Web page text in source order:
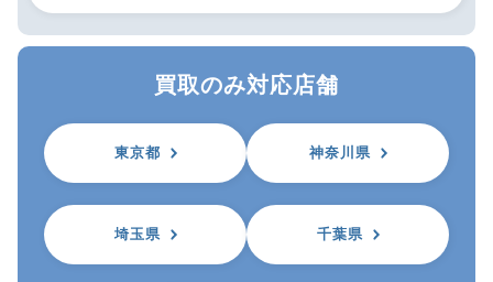
買取のみ対応店舗
東京都 神奈川県
埼玉県 千葉県